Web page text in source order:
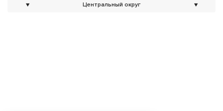
▼ Центральный округ ▼